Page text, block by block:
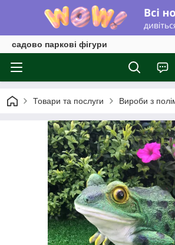
садово паркові фігури
Товари та послуги Вироби з